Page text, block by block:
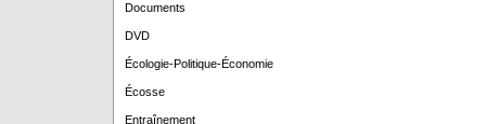
Documents
DVD
Écologie-Politique-Économie
Écosse
Entraînement